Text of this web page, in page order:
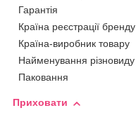
Гарантія
Країна реєстрації бренду
Країна-виробник товару
Найменування різновиду
Паковання
Приховати